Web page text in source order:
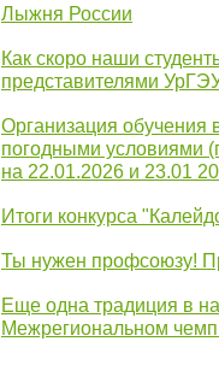
Лыжня России
Как скоро наши
представителями
Организация обучения
погодными условиями
на 22.01.2026 и 23.01
Итоги конкурса
Ты нужен профсоюзу!
Еще одна традиция в
Межрегиональном